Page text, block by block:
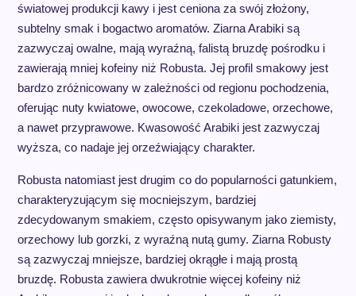
światowej produkcji kawy i jest ceniona za swój złożony,
subtelny smak i bogactwo aromatów. Ziarna Arabiki są
zazwyczaj owalne, mają wyraźną, falistą bruzdę pośrodku i
zawierają mniej kofeiny niż Robusta. Jej profil smakowy jest
bardzo zróżnicowany w zależności od regionu pochodzenia,
oferując nuty kwiatowe, owocowe, czekoladowe, orzechowe,
a nawet przyprawowe. Kwasowość Arabiki jest zazwyczaj
wyższa, co nadaje jej orzeźwiający charakter.
Robusta natomiast jest drugim co do popularności gatunkiem,
charakteryzującym się mocniejszym, bardziej
zdecydowanym smakiem, często opisywanym jako ziemisty,
orzechowy lub gorzki, z wyraźną nutą gumy. Ziarna Robusty
są zazwyczaj mniejsze, bardziej okrągłe i mają prostą
bruzdę. Robusta zawiera dwukrotnie więcej kofeiny niż